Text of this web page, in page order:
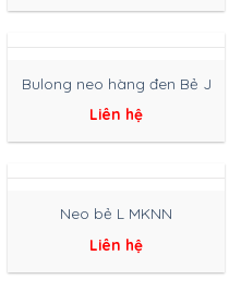
Bulong neo hàng đen Bẻ J
Liên hệ
Neo bẻ L MKNN
Liên hệ